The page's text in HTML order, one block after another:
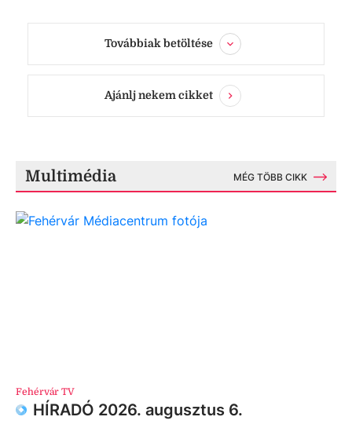
Továbbiak betöltése
Ajánlj nekem cikket
Multimédia MÉG TÖBB CIKK
Fehérvár TV
HÍRADÓ 2026. augusztus 6.